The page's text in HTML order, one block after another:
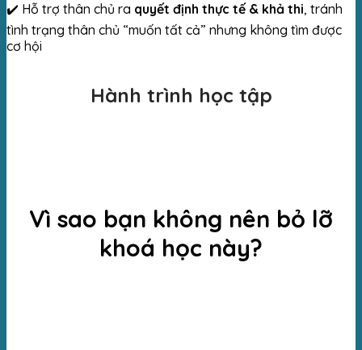
✔️ Hỗ trợ thân chủ ra quyết định thực tế & khả thi, tránh
tình trạng thân chủ “muốn tất cả” nhưng không tìm được
cơ hội
Hành trình học tập
Vì sao bạn không nên bỏ lỡ
khoá học này?